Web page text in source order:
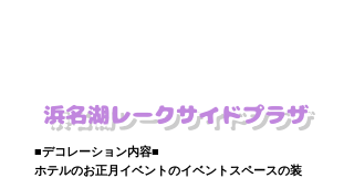
浜名湖レークサイドプラザ
■デコレーション内容■
ホテルのお正月イベントのイベントスペースの装